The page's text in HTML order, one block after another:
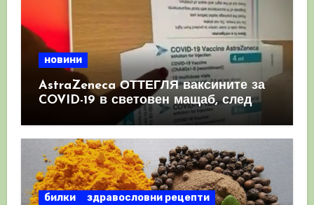
новини
AstraZeneca ОТТЕГЛЯ ваксините за
COVID-19 в световен мащаб, след
като призна, че те причиняват
КРЪВНИ съсиреци
билки
здравословни рецепти